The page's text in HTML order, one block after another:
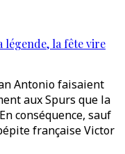
légende, la fête vire
Antonio faisaient
aux Spurs que la
conséquence, sauf
française Victor